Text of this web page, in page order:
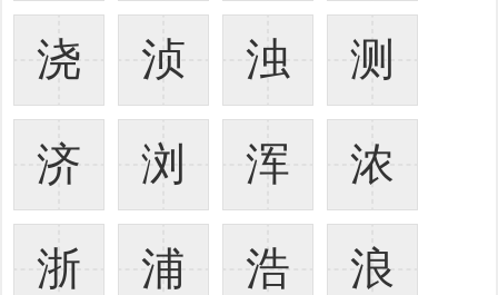
浇 浈 浊 测
济 浏 浑 浓
浙 浦 浩 浪